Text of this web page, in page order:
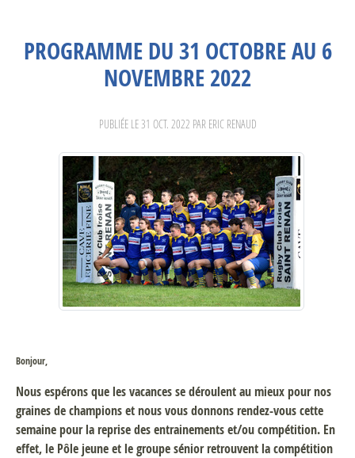
PROGRAMME DU 31 OCTOBRE AU 6
NOVEMBRE 2022
PUBLIÉE LE31 OCT. 2022 PAR ERIC RENAUD
Bonjour,
Nous espérons que les vacances se déroulent au mieux pour nos
graines de champions et nous vous donnons rendez-vous cette
semaine pour la reprise des entrainements et/ou compétition. En
effet, le Pôle jeune et le groupe sénior retrouvent la compétition